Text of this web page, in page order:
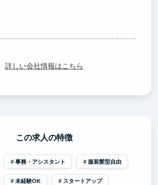
詳しい会社情報はこちら
この求人の特徴
事務・アシスタント 服装髪型自由
未経験OK スタートアップ